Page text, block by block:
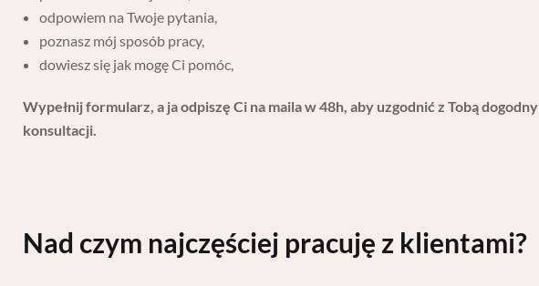
odpowiem na Twoje pytania,
poznasz mój sposób pracy,
dowiesz się jak mogę Ci pomóc,
Wypełnij formularz, a ja odpiszę Ci na maila w 48h, aby uzgodnić z Tobą
konsultacji.
Nad czym najczęściej pracuję z klientami?